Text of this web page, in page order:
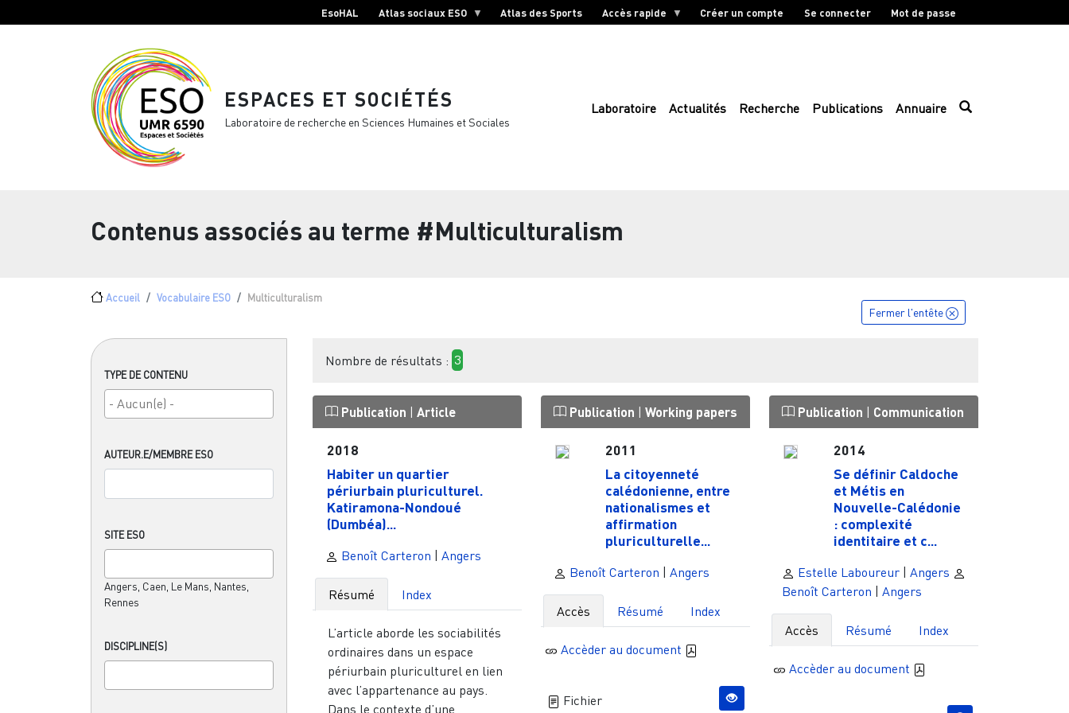
EsoHAL Atlas sociaux ESO Atlas des Sports Accès rapide Créer un compte Se connecter Mot de passe
ESPACES ET SOCIÉTÉS
Laboratoire de recherche en Sciences Humaines et Sociales
Laboratoire Actualités Recherche Publications Annuaire
Contenus associés au terme #Multiculturalism
Fil d'Ariane
Accueil Vocabulaire ESO Multiculturalism
TYPE DE CONTENU
AUTEUR.E/MEMBRE ESO
SITE ESO
Angers, Caen, Le Mans, Nantes,
Rennes
DISCIPLINE(S)
Fermer l'entête
Nombre de résultats : 3
Publication | Article
2018
Habiter un quartier
périurbain pluriculturel.
Katiramona-Nondoué
(Dumbéa)...
Benoît Carteron | Angers
Résumé Index
L’article aborde les sociabilités
ordinaires dans un espace
périurbain pluriculturel en lien
avec l’appartenance au pays.
Dans le contexte d’une
Publication | Working papers
2011
La citoyenneté
calédonienne, entre
nationalismes et
affirmation
pluriculturelle...
Benoît Carteron | Angers
Accès Résumé Index
Accèder au document
Fichier
Publication | Communication
2014
Se définir Caldoche
et Métis en
Nouvelle-Calédonie
: complexité
identitaire et c...
Estelle Laboureur| Angers
Benoît Carteron | Angers
Accès Résumé Index
Accèder au document